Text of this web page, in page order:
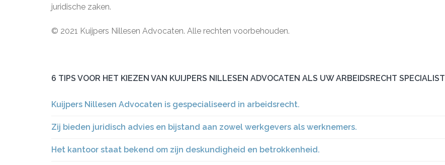
juridische zaken.
© 2021 Kuijpers Nillesen Advocaten. Alle rechten voorbehouden.
6 TIPS VOOR HET KIEZEN VAN KUIJPERS NILLESEN ADVOCATEN ALS UW ARBEIDSRECHT SPECIALIST
Kuijpers Nillesen Advocaten is gespecialiseerd in arbeidsrecht.
Zij bieden juridisch advies en bijstand aan zowel werkgevers als werknemers.
Het kantoor staat bekend om zijn deskundigheid en betrokkenheid.